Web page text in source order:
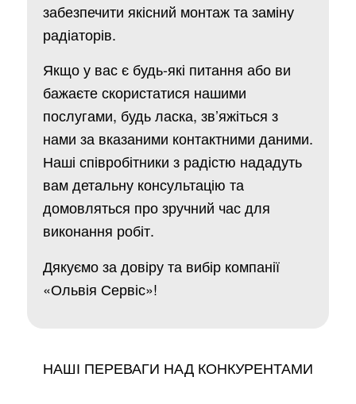
забезпечити якісний монтаж та заміну
радіаторів.
Якщо у вас є будь-які питання або ви
бажаєте скористатися нашими
послугами, будь ласка, зв’яжіться з
нами за вказаними контактними даними.
Наші співробітники з радістю нададуть
вам детальну консультацію та
домовляться про зручний час для
виконання робіт.
Дякуємо за довіру та вибір компанії
«Ольвія Сервіс»!
НАШІ ПЕРЕВАГИ НАД КОНКУРЕНТАМИ